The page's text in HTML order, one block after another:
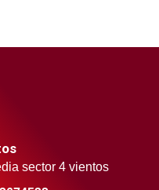
sector 4 vientos